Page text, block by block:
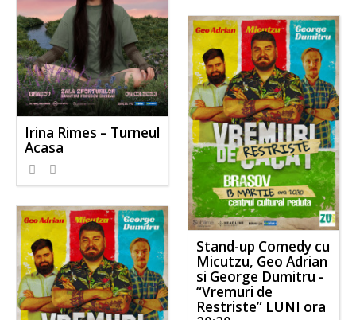
Irina Rimes – Turneul
Acasa
Stand-up Comedy cu
Micutzu, Geo Adrian
si George Dumitru -
“Vremuri de
Restriste” LUNI ora